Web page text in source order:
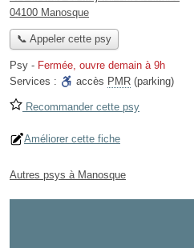
04100 Manosque
📞 Appeler cette psy
Psy - Fermée, ouvre demain à 9h
Services :
accès PMR (parking)
Recommander cette psy
Améliorer cette fiche
Autres psys à Manosque